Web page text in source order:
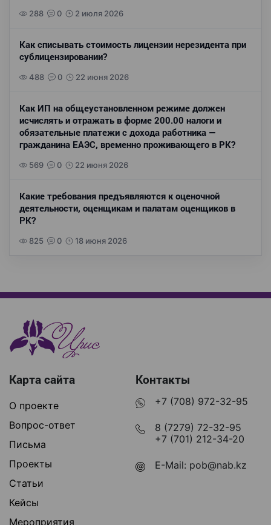
288 0 2 июля 2026
Как списывать стоимость лицензии нерезидента при
сублицензировании?
488 0 22 июня 2026
Как ИП на общеустановленном режиме должен
исчислять и отражать в форме 200.00 налоги и
обязательные платежи с дохода работника —
гражданина ЕАЭС, временно проживающего в РК?
569 0 22 июня 2026
Какие требования предъявляются к оценочной
деятельности, оценщикам и палатам оценщиков в
РК?
825 0 18 июня 2026
Карта сайта
О проекте
Вопрос-ответ
Письма
Проекты
Статьи
Кейсы
Мероприятия
Контакты
+7 (708) 972-32-95
8 (7279) 72-32-95
+7 (701) 212-34-20
E-Mail: pob@nab.kz